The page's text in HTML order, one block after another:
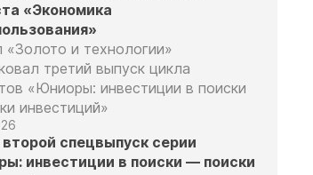
«Экономика
и технологии»
третий выпуск цикла
«Юниоры: инвестиции в поиски
инвестиций»
спецвыпуск серии
инвестиции в поиски — поиски